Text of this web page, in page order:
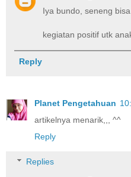
Iya bundo, seneng
kegiatan positif utk
Reply
Planet Pengetahuan
artikelnya menarik,,, ^^
Reply
Replies